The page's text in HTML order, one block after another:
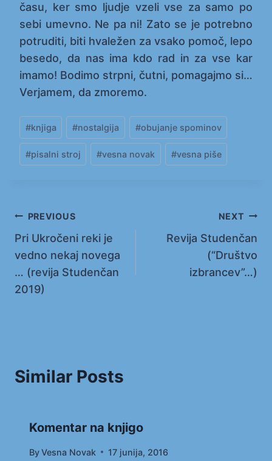
času, ker smo ljudje vzeli vse za samo po
sebi umevno. Ne pa ni! Zato se je potrebno
potruditi, biti hvaležen za vsako pomoč, lepo
besedo, da nas ima kdo rad in za vse kar
imamo! Bodimo strpni, čutni, pomagajmo si…
Verjamem, da zmoremo.
Post
Tags:
#knjiga #nostalgija #obujanje spominov
#pisalni stroj #vesna novak #vesna piše
Navigacija
prispevka
PREVIOUS
Pri Ukročeni reki je
vedno nekaj novega
… (revija Studenčan
2019)
NEXT
Revija Studenčan
(“Društvo
izbrancev”…)
Similar Posts
Komentar na knjigo
ByVesna Novak 17 junija, 2016